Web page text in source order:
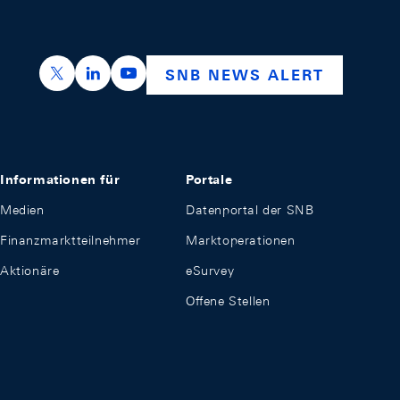
https://x.com/snb_bns
https://ch.linkedin.com/company/swiss-
https://www.youtube.com/
SNB NEWS ALERT
Informationen für
Medien
Finanzmarktteilnehmer
Aktionäre
Portale
Datenportal der SNB
Marktoperationen
eSurvey
Offene Stellen